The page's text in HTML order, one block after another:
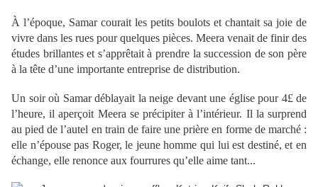
À l’époque, Samar courait les petits boulots et chantait sa joie de
vivre dans les rues pour quelques pièces. Meera venait de finir des
études brillantes et s’apprêtait à prendre la succession de son père
à la tête d’une importante entreprise de distribution.
Un soir où Samar déblayait la neige devant une église pour 4£ de
l’heure, il aperçoit Meera se précipiter à l’intérieur. Il la surprend
au pied de l’autel en train de faire une prière en forme de marché :
elle n’épouse pas Roger, le jeune homme qui lui est destiné, et en
échange, elle renonce aux fourrures qu’elle aime tant...